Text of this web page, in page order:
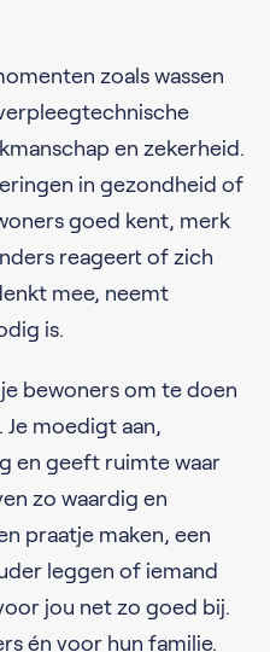
zoals wassen
en zekerheid.
in gezondheid of
goed kent, merk
reageert of zich
mee, neemt
is.
bewoners om te doen
Je moedigt aan,
en geeft ruimte waar
zo waardig en
praatje maken, een
leggen of iemand
jou net zo goed bij.
én voor hun familie.